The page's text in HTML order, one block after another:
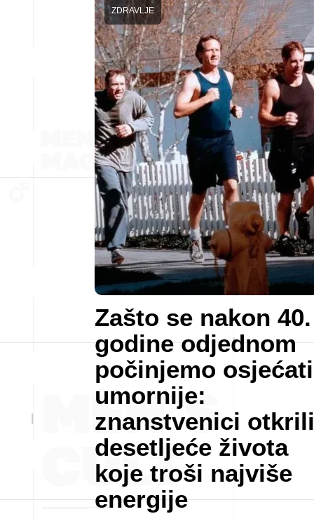
Zašto se nakon 40.
godine odjednom
počinjemo osjećati
umornije:
znanstvenici otkrili
desetljeće života
koje troši najviše
energije
ZDRAVLJE